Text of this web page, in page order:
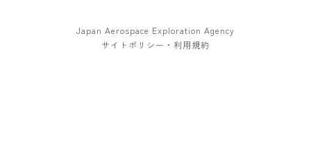
Japan Aerospace Exploration Agency
サイトポリシー・利用規約